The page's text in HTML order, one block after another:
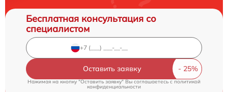
Бесплатная консультация со
специалистом
Оставить заявку
Нажимая на кнопку "Оставить заявку" Вы соглашаетесь cполитикой
конфиденциальности